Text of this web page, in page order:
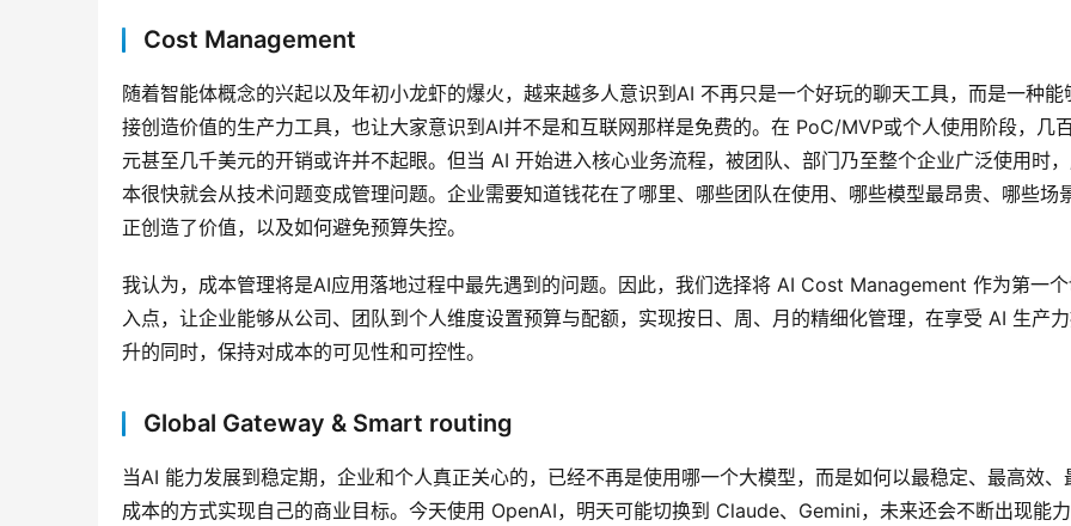
Cost Management
随着智能体概念的兴起以及年初小龙虾的爆火，越来越多人意识到AI 不再只是一个好玩的聊天工具，而是一种能
接创造价值的生产力工具，也让大家意识到AI并不是和互联网那样是免费的。在 PoC/MVP或个人使用阶段，几
元甚至几千美元的开销或许并不起眼。但当 AI 开始进入核心业务流程，被团队、部门乃至整个企业广泛使用时
本很快就会从技术问题变成管理问题。企业需要知道钱花在了哪里、哪些团队在使用、哪些模型最昂贵、哪些场
正创造了价值，以及如何避免预算失控。
我认为，成本管理将是AI应用落地过程中最先遇到的问题。因此，我们选择将 AI Cost Management 作为第一
入点，让企业能够从公司、团队到个人维度设置预算与配额，实现按日、周、月的精细化管理，在享受 AI 生产
升的同时，保持对成本的可见性和可控性。
Global Gateway & Smart routing
当AI 能力发展到稳定期，企业和个人真正关心的，已经不再是使用哪一个大模型，而是如何以最稳定、最高效、
成本的方式实现自己的商业目标。今天使用 OpenAI，明天可能切换到 Claude、Gemini，未来还会不断出现能